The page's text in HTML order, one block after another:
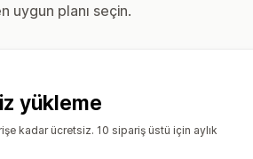
uygun planı seçin.
yükleme
kadar ücretsiz. 10 sipariş üstü için aylık